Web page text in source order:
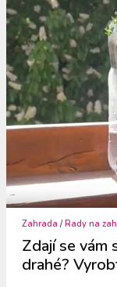
Zahrada / Rady na
Zdají se vám
drahé?